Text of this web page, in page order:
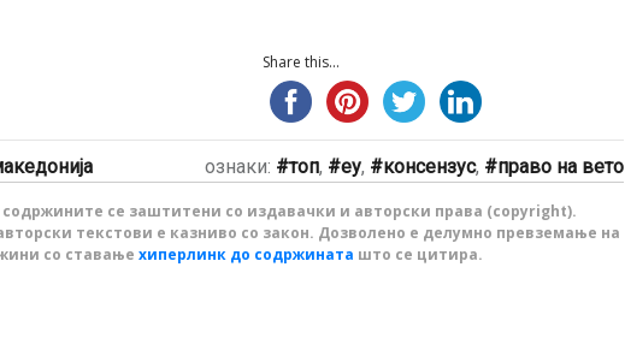
Share this...
ознаки: топ, еу, консензус, право на вето
содржините се заштитени со издавачки и авторски права (copyright).
текстови е казниво со закон. Дозволено е делумно превземање на
со ставање хиперлинк до содржината што се цитира.